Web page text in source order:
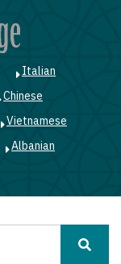
Italian
Chinese
Vietnamese
Albanian